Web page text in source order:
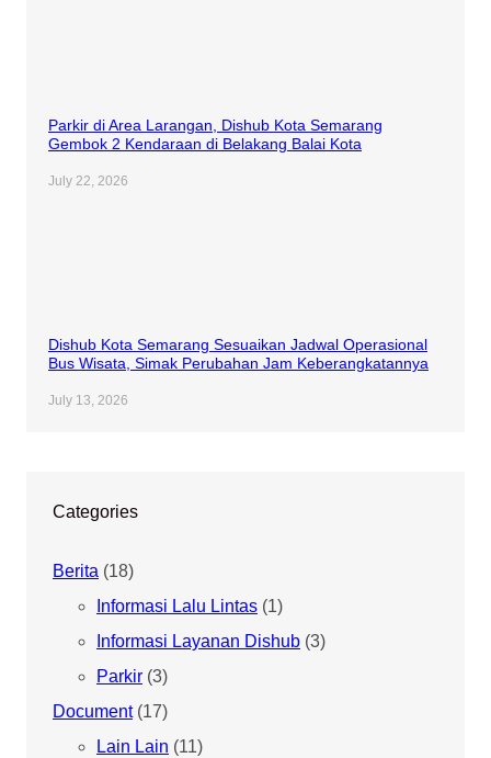
Parkir di Area Larangan, Dishub Kota Semarang
Gembok 2 Kendaraan di Belakang Balai Kota
July 22, 2026
Dishub Kota Semarang Sesuaikan Jadwal Operasional
Bus Wisata, Simak Perubahan Jam Keberangkatannya
July 13, 2026
Categories
Berita (18)
Informasi Lalu Lintas (1)
Informasi Layanan Dishub (3)
Parkir (3)
Document(17)
Lain Lain (11)